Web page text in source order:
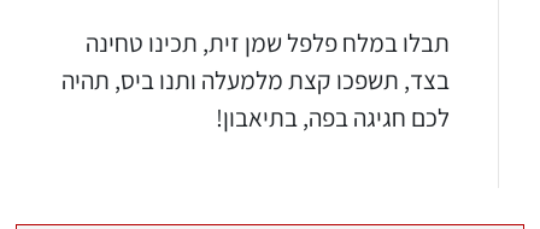
תבלו במלח פלפל שמן זית, תכינו טחינה
בצד, תשפכו קצת מלמעלה ותנו ביס, תהיה
לכם חגיגה בפה, בתיאבון!